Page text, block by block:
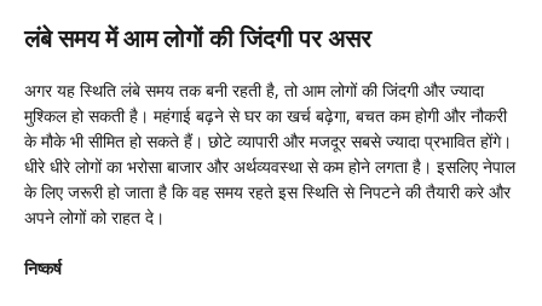
लंबे समय में आम लोगों की जिंदगी पर असर
अगर यह स्थिति लंबे समय तक बनी रहती है, तो आम लोगों की जिंदगी और ज्यादा
मुश्किल हो सकती है। महंगाई बढ़ने से घर का खर्च बढ़ेगा, बचत कम होगी और नौकरी
के मौके भी सीमित हो सकते हैं। छोटे व्यापारी और मजदूर सबसे ज्यादा प्रभावित होंगे।
धीरे धीरे लोगों का भरोसा बाजार और अर्थव्यवस्था से कम होने लगता है। इसलिए नेपाल
के लिए जरूरी हो जाता है कि वह समय रहते इस स्थिति से निपटने की तैयारी करे और
अपने लोगों को राहत दे।
निष्कर्ष